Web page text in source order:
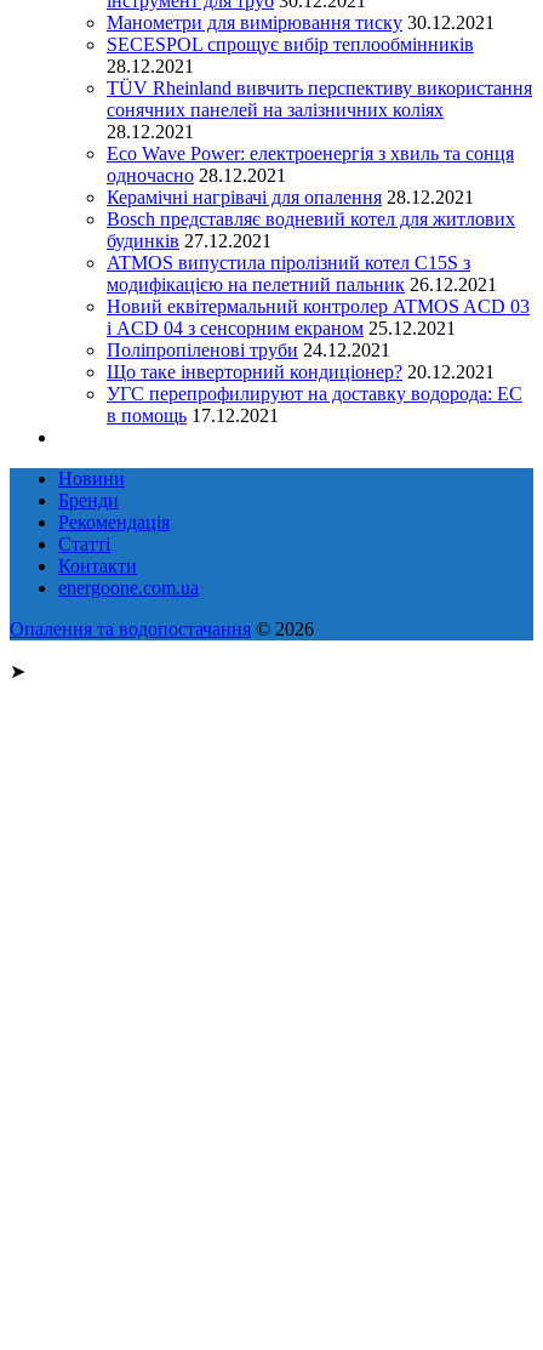
Манометри для вимірювання тиску 30.12.2021
SECESPOL спрощує вибір теплообмінників
28.12.2021
TÜV Rheinland вивчить перспективу використання
сонячних панелей на залізничних коліях
28.12.2021
Eco Wave Power: електроенергія з хвиль та сонця
одночасно 28.12.2021
Керамічні нагрівачі для опалення 28.12.2021
Bosch представляє водневий котел для житлових
будинків 27.12.2021
ATMOS випустила піролізний котел C15S з
модифікацією на пелетний пальник 26.12.2021
Новий еквітермальний контролер ATMOS ACD 03
і ACD 04 з сенсорним екраном 25.12.2021
Поліпропіленові труби 24.12.2021
Що таке інверторний кондиціонер? 20.12.2021
УГС перепрофилируют на доставку водорода: EC
в помощь 17.12.2021
Новини
Бренди
Рекомендація
Статті
Контакти
energoone.com.ua
Опалення та водопостачання © 2026
➤